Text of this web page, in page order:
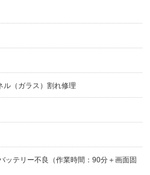
（ガラス）割れ修理
ッテリー不良（作業時間：90分＋画面固